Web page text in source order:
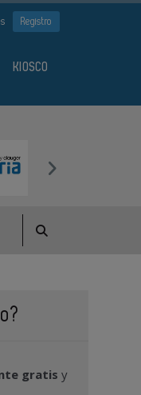
Registro
KIOSCO
gratis y